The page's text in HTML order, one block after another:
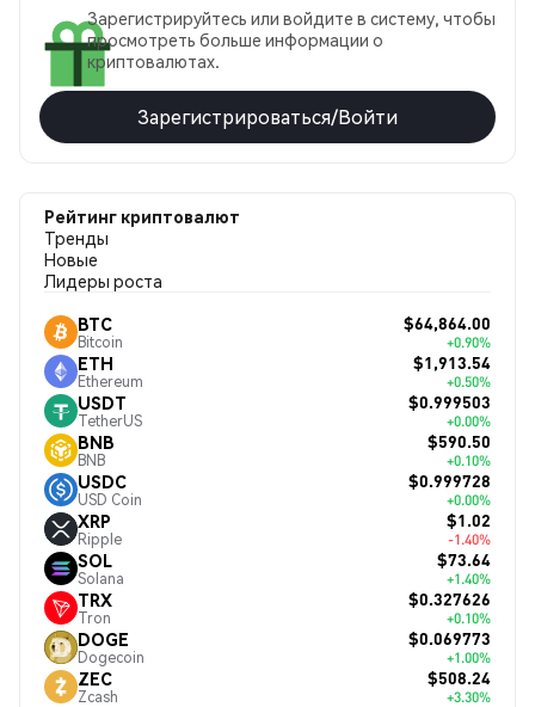
Зарегистрируйтесь или войдите в систему, чтобы
просмотреть больше информации о
криптовалютах.
Зарегистрироваться/Войти
Рейтинг криптовалют
Тренды
Новые
Лидеры роста
BTC
Bitcoin
$64,864.00
+0.90%
ETH
Ethereum
$1,913.54
+0.50%
USDT
TetherUS
$0.999503
+0.00%
BNB
BNB
$590.50
+0.10%
USDC
USD Coin
$0.999728
+0.00%
XRP
Ripple
$1.02
-1.40%
SOL
Solana
$73.64
+1.40%
TRX
Tron
$0.327626
+0.10%
DOGE
Dogecoin
$0.069773
+1.00%
ZEC
Zcash
$508.24
+3.30%